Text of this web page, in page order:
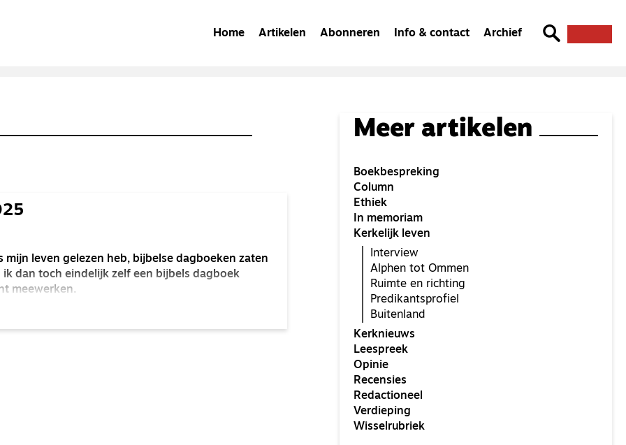
Home Artikelen Abonneren Info & contact Archief
mijn leven gelezen heb, bijbelse dagboeken zaten
dan toch eindelijk zelf een bijbels dagboek
meewerken.
Meer artikelen
Boekbespreking
Column
Ethiek
In memoriam
Kerkelijk leven
Interview
Alphen tot Ommen
Ruimte en richting
Predikantsprofiel
Buitenland
Kerknieuws
Leespreek
Opinie
Recensies
Redactioneel
Verdieping
Wisselrubriek